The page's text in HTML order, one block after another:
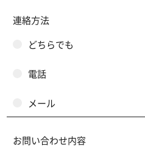
連絡方法
どちらでも
電話
メール
お問い合わせ内容